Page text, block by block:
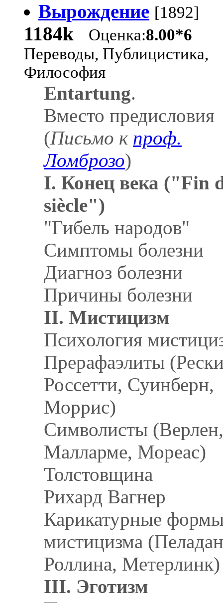
Вырождение [1892]
1184k Оценка:8.00*6
Переводы, Публицистика,
Философия
Entartung.
Вместо предисловия
(Письмо к проф.
Ломброзо)
I. Конец века ("Fin
siècle")
"Гибель народов"
Симптомы болезни
Диагноз болезни
Причины болезни
II. Мистицизм
Психология
Прерафаэлиты
Россетти, Суинберн,
Моррис)
Символисты (Верлен,
Малларме, Мореас)
Толстовщина
Рихард Вагнер
Карикатурные
мистицизма
Роллина, Метерлинк)
III. Эготизм